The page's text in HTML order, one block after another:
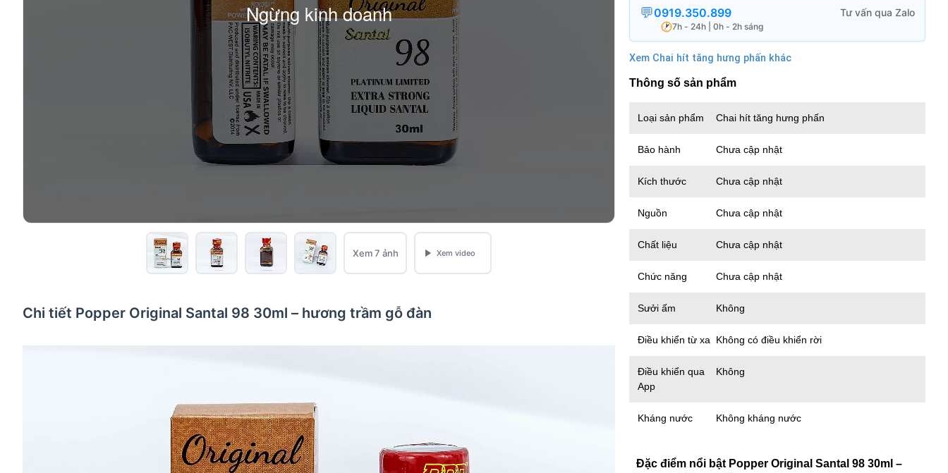
Ngừng kinh doanh
Xem 7 ảnh
0919.350.899
7h - 24h | 0h - 2h sáng
Xem Chai hít tăng hưng phấn khác
Thông số sản phẩm
Loại sản phẩm Chai hít tăng hưng phấn
Bảo hành Chưa cập nhật
Kích thước Chưa cập nhật
Nguồn Chưa cập nhật
Chất liệu Chưa cập nhật
Chức năng Chưa cập nhật
Sưởi ấm Không
Điều khiển từ xa Không có điều khiển rời
Điều khiển qua
App
Không
Kháng nước Không kháng nước
Đặc điểm nổi bật Popper Original Santal 98 30ml –
Chi tiết Popper Original Santal 98 30ml – hương trầm gỗ đàn